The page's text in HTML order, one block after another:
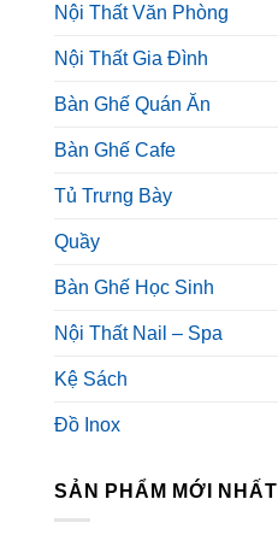
Nội Thất Văn Phòng
Nội Thất Gia Đình
Bàn Ghế Quán Ăn
Bàn Ghế Cafe
Tủ Trưng Bày
Quầy
Bàn Ghế Học Sinh
Nội Thất Nail – Spa
Kệ Sách
Đồ Inox
SẢN PHẨM MỚI NHẤT